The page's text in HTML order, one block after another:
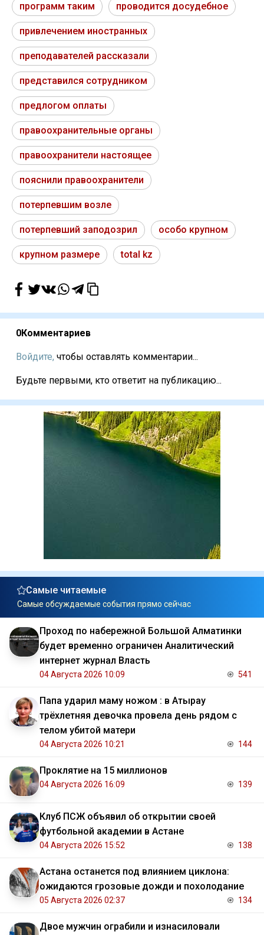
программ таким проводится досудебное
привлечением иностранных
преподавателей рассказали
представился сотрудником
предлогом оплаты
правоохранительные органы
правоохранители настоящее
пояснили правоохранители
потерпевшим возле
потерпевший заподозрил особо крупном
крупном размере total kz
0Комментариев
Войдите, чтобы оставлять комментарии...
Будьте первыми, кто ответит на публикацию...
Самые читаемые
Самые обсуждаемые события прямо сейчас
Проход по набережной Большой Алматинки
будет временно ограничен Аналитический
интернет журнал Власть
04 Августа 2026 10:09 541
Папа ударил маму ножом : в Атырау
трёхлетняя девочка провела день рядом с
телом убитой матери
04 Августа 2026 10:21 144
Проклятие на 15 миллионов
04 Августа 2026 16:09 139
Клуб ПСЖ объявил об открытии своей
футбольной академии в Астане
04 Августа 2026 15:52 138
Астана останется под влиянием циклона:
ожидаются грозовые дожди и похолодание
05 Августа 2026 02:37 134
Двое мужчин ограбили и изнасиловали